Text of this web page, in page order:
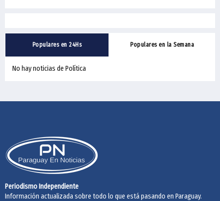
Populares en 24Hs Populares en la Semana
No hay noticias de Política
Periodismo Independiente
Información actualizada sobre todo lo que está pasando en Paraguay.